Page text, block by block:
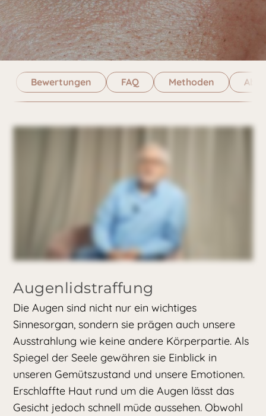
Bewertungen FAQ Methoden
Augenlidstraffung
Die Augen sind nicht nur ein wichtiges
Sinnesorgan, sondern sie prägen auch unsere
Ausstrahlung wie keine andere Körperpartie. Als
Spiegel der Seele gewähren sie Einblick in
unseren Gemütszustand und unsere Emotionen.
Erschlaffte Haut rund um die Augen lässt das
Gesicht jedoch schnell müde aussehen. Obwohl